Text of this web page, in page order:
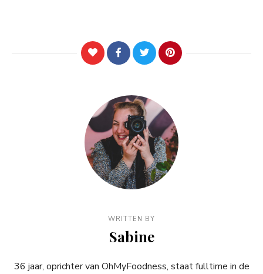
WRITTEN BY
Sabine
36 jaar, oprichter van OhMyFoodness, staat fulltime in de